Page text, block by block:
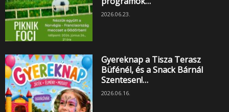
2026.06.23.
Gyereknap a Tisza Terasz
Büfénél, és a Snack Bárnál
Szentesen!…
2026.06.16.